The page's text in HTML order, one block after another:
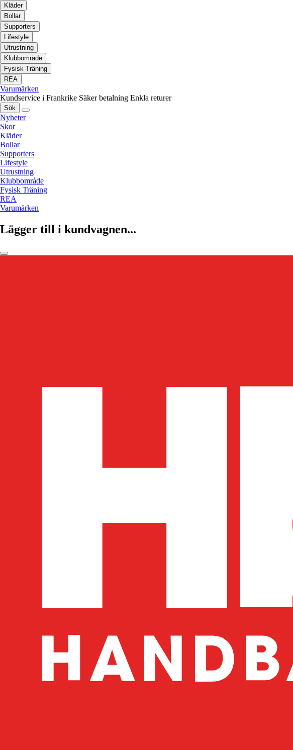
Kläder
Bollar
Supporters
Lifestyle
Utrustning
Klubbområde
Fysisk Träning
REA
Varumärken
Kundservice i Frankrike Säker betalning Enkla returer
Sök
Nyheter
Skor
Kläder
Bollar
Supporters
Lifestyle
Utrustning
Klubbområde
Fysisk Träning
REA
Varumärken
Lägger till i kundvagnen...